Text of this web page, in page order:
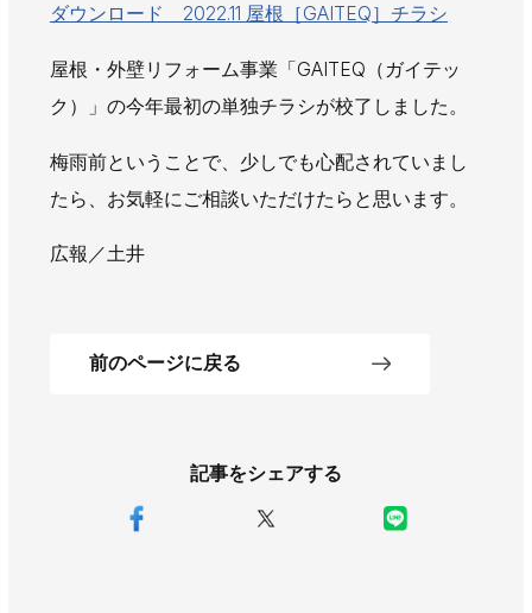
新卒・第二新卒採用 アルバイト採用 中途採用
協力会社募集
記事をシェアする
ダウンロード 2022.11 屋根［GAITEQ］チラシ
屋根・外壁リフォーム事業「GAITEQ（ガイテッ
ク）」の今年最初の単独チラシが校了しました。
梅雨前ということで、少しでも心配されていまし
たら、お気軽にご相談いただけたらと思います。
広報／土井
前のページに戻る